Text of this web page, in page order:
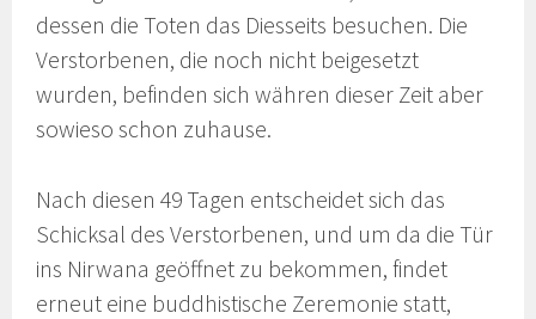
dessen die Toten das Diesseits besuchen. Die
Verstorbenen, die noch nicht beigesetzt
wurden, befinden sich währen dieser Zeit aber
sowieso schon zuhause.
Nach diesen 49 Tagen entscheidet sich das
Schicksal des Verstorbenen, und um da die Tür
ins Nirwana geöffnet zu bekommen, findet
erneut eine buddhistische Zeremonie statt,